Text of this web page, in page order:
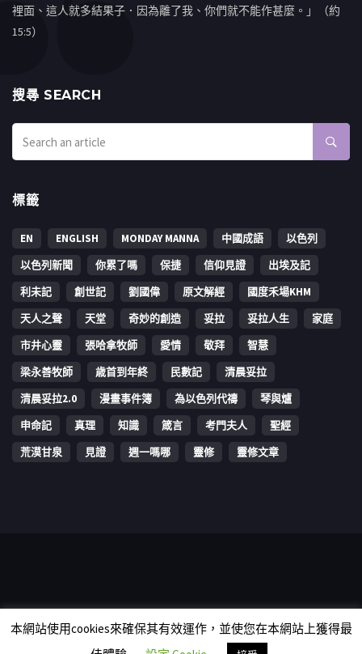
裡面、這人就多結果子．因為離了我、你們就不能作甚麼。」（約
15:5）
搜㝷 SEARCH
標籤
EN ENGLISH MONDAY MANNA 中國成語
以色列
以色列新聞
你累了嗎 保捷 信仰見證
出埃及記
利未記
創世記 劉國偉 原文解經
國度禾場KHM
天人之聲
天堂 奇妙的創造 妥拉 妥拉人生
家庭
市井心靈
張哈拿牧師 愛情 敬拜
智慧
梁永善牧師
歳首到年終 民數記
清晨妥拉
清晨妥拉2.0
漫畫事件簿 為以色列代禱
琴與爐
申命記
真理 知識 箴言 考門夫人
聖經
荒漠甘泉
見證 週一嗎哪 靈修 靈修文章
rights reserved.
本網站使用cookies來確保其有效運作，並使您在本網站上獲得最